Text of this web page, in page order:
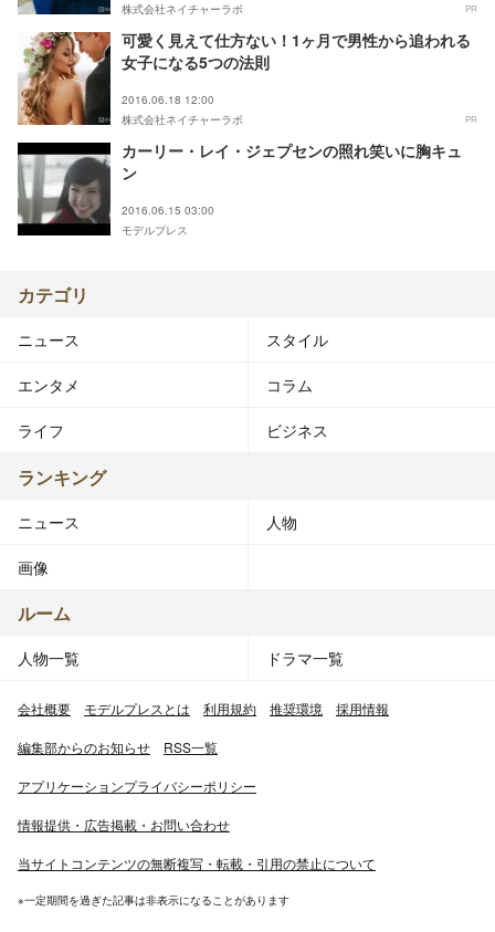
株式会社ネイチャーラボ
PR
可愛く見えて仕方ない！1ヶ月で男性から追われる
女子になる5つの法則
2016.06.18 12:00
株式会社ネイチャーラボ
PR
カーリー・レイ・ジェプセンの照れ笑いに胸キュ
ン
2016.06.15 03:00
モデルプレス
カテゴリ
ニュース スタイル
エンタメ コラム
ライフ ビジネス
ランキング
ニュース 人物
画像
ルーム
人物一覧 ドラマ一覧
会社概要 モデルプレスとは 利用規約 推奨環境 採用情報
編集部からのお知らせ RSS一覧
アプリケーションプライバシーポリシー
情報提供・広告掲載・お問い合わせ
当サイトコンテンツの無断複写・転載・引用の禁止について
※一定期間を過ぎた記事は非表示になることがあります